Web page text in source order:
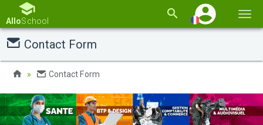
la
AlloSchool
Contact Form
Contact Form